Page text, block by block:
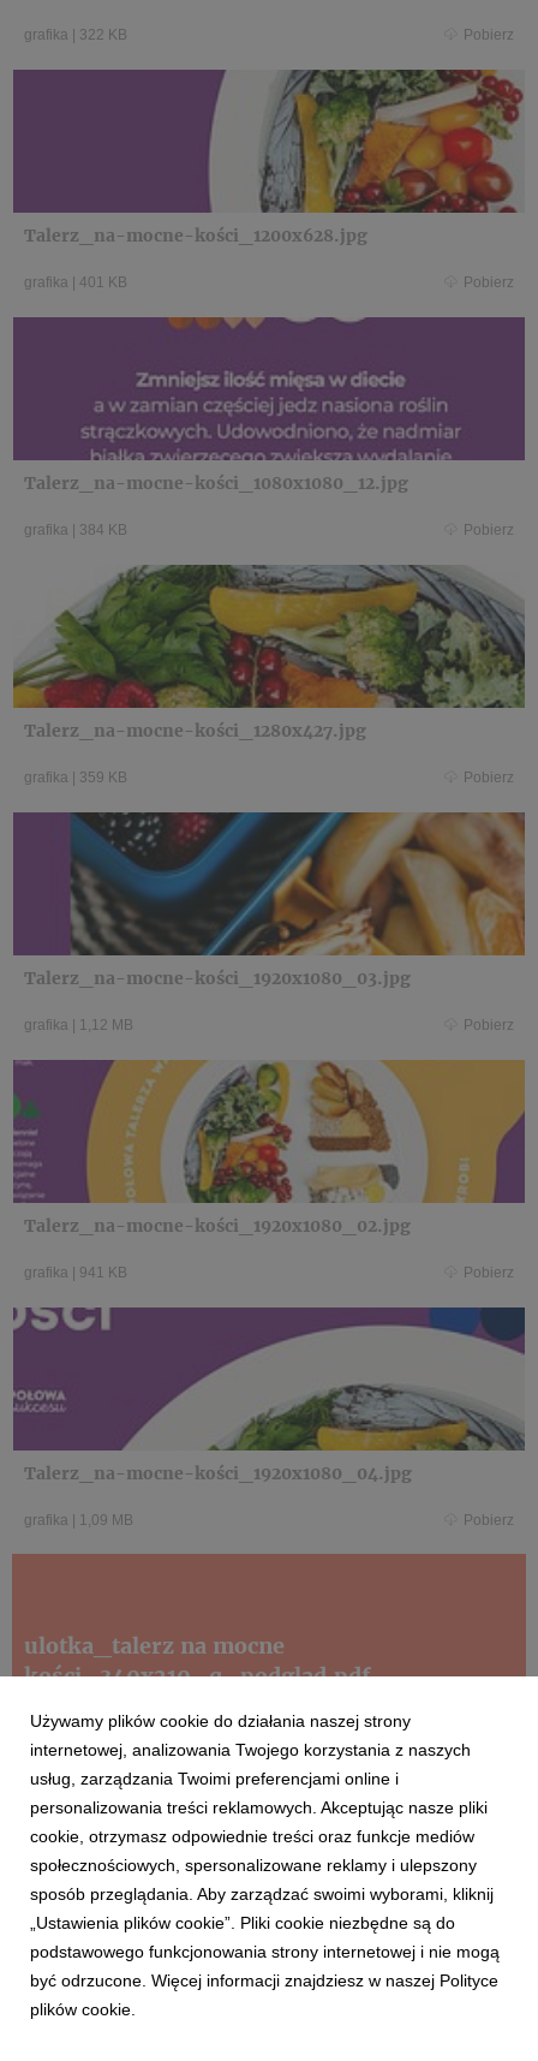
grafika 322 KB Pobierz
Talerz_na-mocne-kości_1200x628.jpg
grafika 401 KB Pobierz
Talerz_na-mocne-kości_1080x1080_12.jpg
grafika 384 KB Pobierz
Talerz_na-mocne-kości_1280x427.jpg
grafika 359 KB Pobierz
Talerz_na-mocne-kości_1920x1080_03.jpg
grafika 1,12 MB Pobierz
Talerz_na-mocne-kości_1920x1080_02.jpg
grafika 941 KB Pobierz
Talerz_na-mocne-kości_1920x1080_04.jpg
grafika 1,09 MB Pobierz
ulotka_talerz na mocne
kości_340x210_q_podgląd.pdf
pdf|1,35 MB
talerz_na-mocne-kości_ZBIORCZE.jpg
grafika| 3,15 MB
Używamy plików cookie do działania naszej strony
internetowej, analizowania Twojego korzystania z naszych
usług, zarządzania Twoimi preferencjami online i
personalizowania treści reklamowych. Akceptując nasze pliki
cookie, otrzymasz odpowiednie treści oraz funkcje mediów
społecznościowych, spersonalizowane reklamy i ulepszony
sposób przeglądania. Aby zarządzać swoimi wyborami, kliknij
„Ustawienia plików cookie”. Pliki cookie niezbędne są do
podstawowego funkcjonowania strony internetowej i nie mogą
być odrzucone. Więcej informacji znajdziesz w naszej Polityce
plików cookie.